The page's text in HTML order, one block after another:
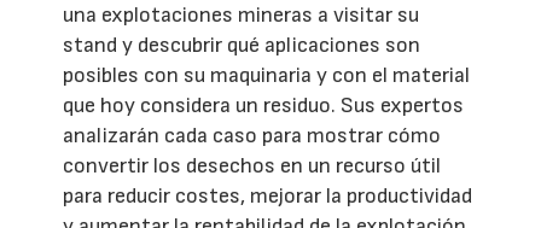
una explotaciones mineras a visitar su
stand y descubrir qué aplicaciones son
posibles con su maquinaria y con el material
que hoy considera un residuo. Sus expertos
analizarán cada caso para mostrar cómo
convertir los desechos en un recurso útil
para reducir costes, mejorar la productividad